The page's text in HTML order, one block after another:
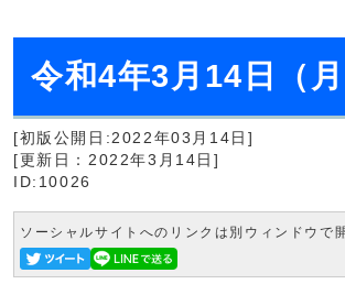
令和4年3月14日（月
[初版公開日:2022年03月14日]
[更新日：2022年3月14日]
ID:10026
ソーシャルサイトへのリンクは別ウィンドウで